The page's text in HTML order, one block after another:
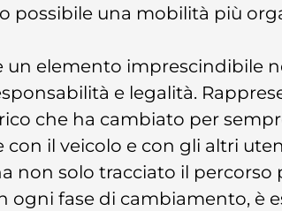
possibile una mobilità più
un elemento imprescindibile
e legalità.
che ha cambiato per
il veicolo e con gli altri
non solo tracciato il percorso
ogni fase di cambiamento, è